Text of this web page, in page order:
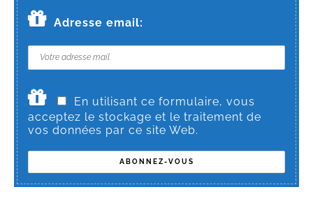
Adresse email:
En utilisant ce formulaire, vous
acceptez le stockage et le traitement de
vos données par ce site Web.